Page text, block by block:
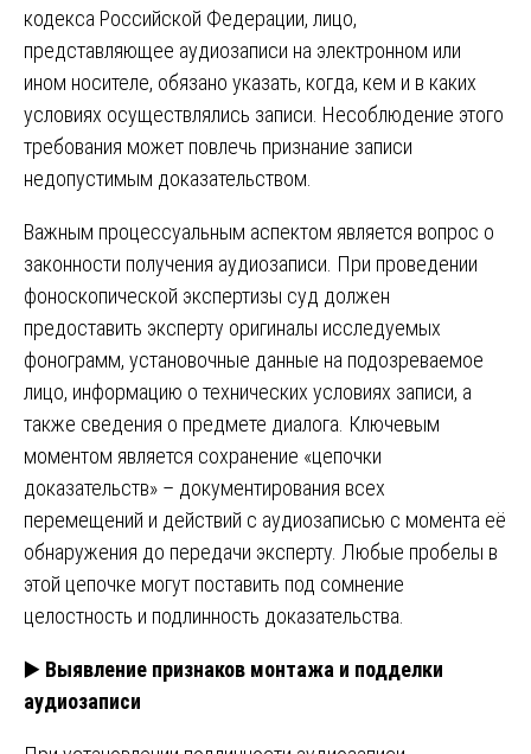
кодекса Российской Федерации, лицо,
представляющее аудиозаписи на электронном или
ином носителе, обязано указать, когда, кем и в каких
условиях осуществлялись записи. Несоблюдение этого
требования может повлечь признание записи
недопустимым доказательством.
Важным процессуальным аспектом является вопрос о
законности получения аудиозаписи. При проведении
фоноскопической экспертизы суд должен
предоставить эксперту оригиналы исследуемых
фонограмм, установочные данные на подозреваемое
лицо, информацию о технических условиях записи, а
также сведения о предмете диалога. Ключевым
моментом является сохранение «цепочки
доказательств» – документирования всех
перемещений и действий с аудиозаписью с момента её
обнаружения до передачи эксперту. Любые пробелы в
этой цепочке могут поставить под сомнение
целостность и подлинность доказательства.
▶️ Выявление признаков монтажа и подделки
аудиозаписи